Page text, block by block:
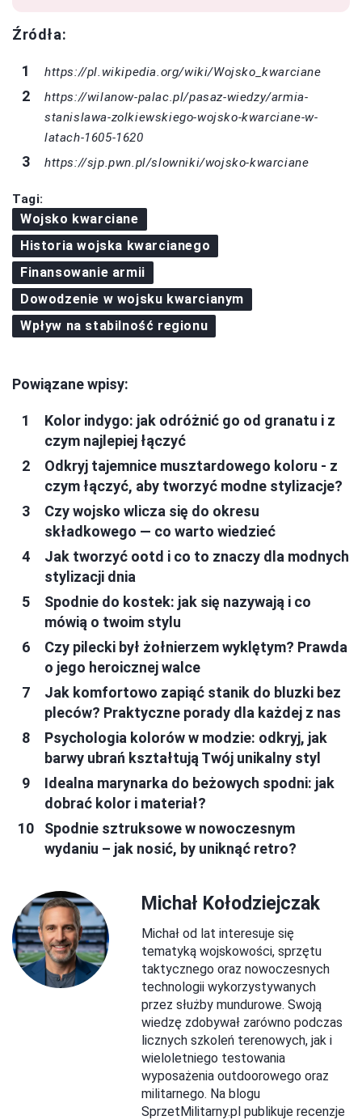
Źródła:
https://pl.wikipedia.org/wiki/Wojsko_kwarciane
https://wilanow-palac.pl/pasaz-wiedzy/armia-
stanislawa-zolkiewskiego-wojsko-kwarciane-w-
latach-1605-1620
https://sjp.pwn.pl/slowniki/wojsko-kwarciane
Tagi:
Wojsko kwarciane
Historia wojska kwarcianego
Finansowanie armii
Dowodzenie w wojsku kwarcianym
Wpływ na stabilność regionu
Powiązane wpisy:
Kolor indygo: jak odróżnić go od granatu i z
czym najlepiej łączyć
Odkryj tajemnice musztardowego koloru - z
czym łączyć, aby tworzyć modne stylizacje?
Czy wojsko wlicza się do okresu
składkowego — co warto wiedzieć
Jak tworzyć ootd i co to znaczy dla modnych
stylizacji dnia
Spodnie do kostek: jak się nazywają i co
mówią o twoim stylu
Czy pilecki był żołnierzem wyklętym? Prawda
o jego heroicznej walce
Jak komfortowo zapiąć stanik do bluzki bez
pleców? Praktyczne porady dla każdej z nas
Psychologia kolorów w modzie: odkryj, jak
barwy ubrań kształtują Twój unikalny styl
Idealna marynarka do beżowych spodni: jak
dobrać kolor i materiał?
Spodnie sztruksowe w nowoczesnym
wydaniu – jak nosić, by uniknąć retro?
Michał Kołodziejczak
Michał od lat interesuje się
tematyką wojskowości, sprzętu
taktycznego oraz nowoczesnych
technologii wykorzystywanych
przez służby mundurowe. Swoją
wiedzę zdobywał zarówno podczas
licznych szkoleń terenowych, jak i
wieloletniego testowania
wyposażenia outdoorowego oraz
militarnego. Na blogu
SprzetMilitarny.pl publikuje recenzje